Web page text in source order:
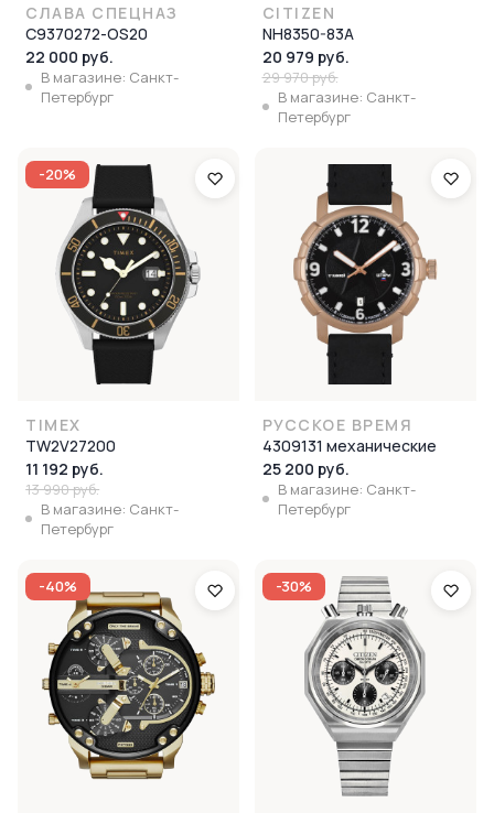
СЛАВА СПЕЦНАЗ
С9370272-OS20
22 000 руб.
В магазине: Санкт-
Петербург
CITIZEN
NH8350-83A
20 979 руб.
29 970 руб.
В магазине: Санкт-
Петербург
-20%
TIMEX
TW2V27200
11 192 руб.
13 990 руб.
В магазине: Санкт-
Петербург
РУССКОЕ ВРЕМЯ
4309131 механические
25 200 руб.
В магазине: Санкт-
Петербург
-40% -30%